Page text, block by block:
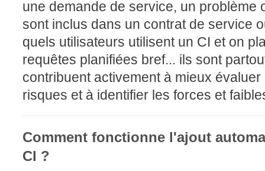
une demande de service, un problème
sont inclus dans un contrat de service
quels utilisateurs utilisent un CI et on
requêtes planifiées bref... ils sont
contribuent activement à mieux
risques et à identifier les forces et
Comment fonctionne l'ajout
CI ?